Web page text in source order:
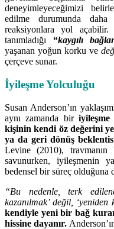
deneyimleyeceğimizi
edilme durumunda
reaksiyonlara yol açabilir.
tanımladığı “kaygılı
yaşanan yoğun korku ve
çerçeve sunar.
İyileşme Yolculuğu
Susan Anderson’ın
aynı zamanda bir
kişinin kendi öz değerini
ya da geri dönüş
Levine (2010), travmanın
savunurken, iyileşmenin
bedensel bir süreç olduğuna
“Bu nedenle, terk
kazanılmak’ değil, ‘yeniden
kendiyle yeni bir bağ
hissine dayanır.